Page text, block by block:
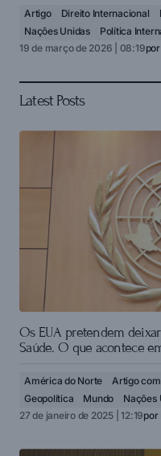
Artigo Direito Internacional
Nações Unidas
Política
19 de março de 2026 | 08:19por
Latest Posts
Os EUA pretendem
Saúde. O que acontece
América do Norte Artigo
Geopolítica
Mundo
Nações
27 de janeiro de 2025 | 12:19por